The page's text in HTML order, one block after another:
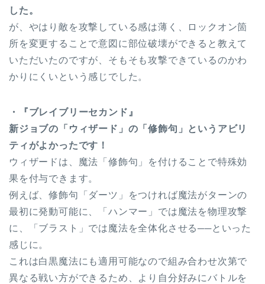
した。
が、やはり敵を攻撃している感は薄く、ロックオン箇
所を変更することで意図に部位破壊ができると教えて
いただいたのですが、そもそも攻撃できているのかわ
かりにくいという感じでした。
・『ブレイブリーセカンド』
新ジョブの「ウィザード」の「修飾句」というアビリ
ティがよかったです！
ウィザードは、魔法「修飾句」を付けることで特殊効
果を付与できます。
例えば、修飾句「ダーツ」をつければ魔法がターンの
最初に発動可能に、「ハンマー」では魔法を物理攻撃
に、「ブラスト」では魔法を全体化させる──といった
感じに。
これは白黒魔法にも適用可能なので組み合わせ次第で
異なる戦い方ができるため、より自分好みにバトルを